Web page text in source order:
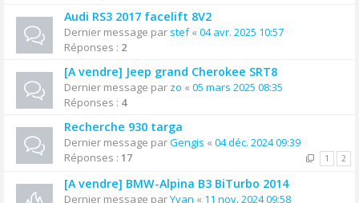
Audi RS3 2017 facelift 8V2
Dernier message par stef« 04 avr. 2025 10:57
Réponses : 2
[A vendre] Jeep grand Cherokee SRT8
Dernier message par zo « 05 mars 2025 08:35
Réponses : 4
Recherche 930 targa
Dernier message parGengis « 04 déc. 2024 09:39
Réponses : 17 1 2
[A vendre] BMW-Alpina B3 BiTurbo 2014
Dernier message parYvan « 11 nov. 2024 09:58